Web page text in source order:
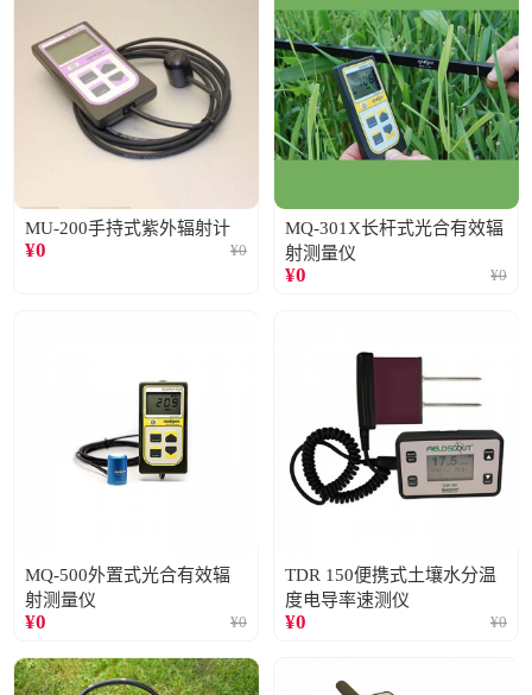
MU-200手持式紫外辐射计
¥0 ¥0
MQ-301X长杆式光合有效辐
射测量仪
¥0 ¥0
MQ-500外置式光合有效辐
射测量仪
¥0 ¥0
TDR 150便携式土壤水分温
度电导率速测仪
¥0 ¥0